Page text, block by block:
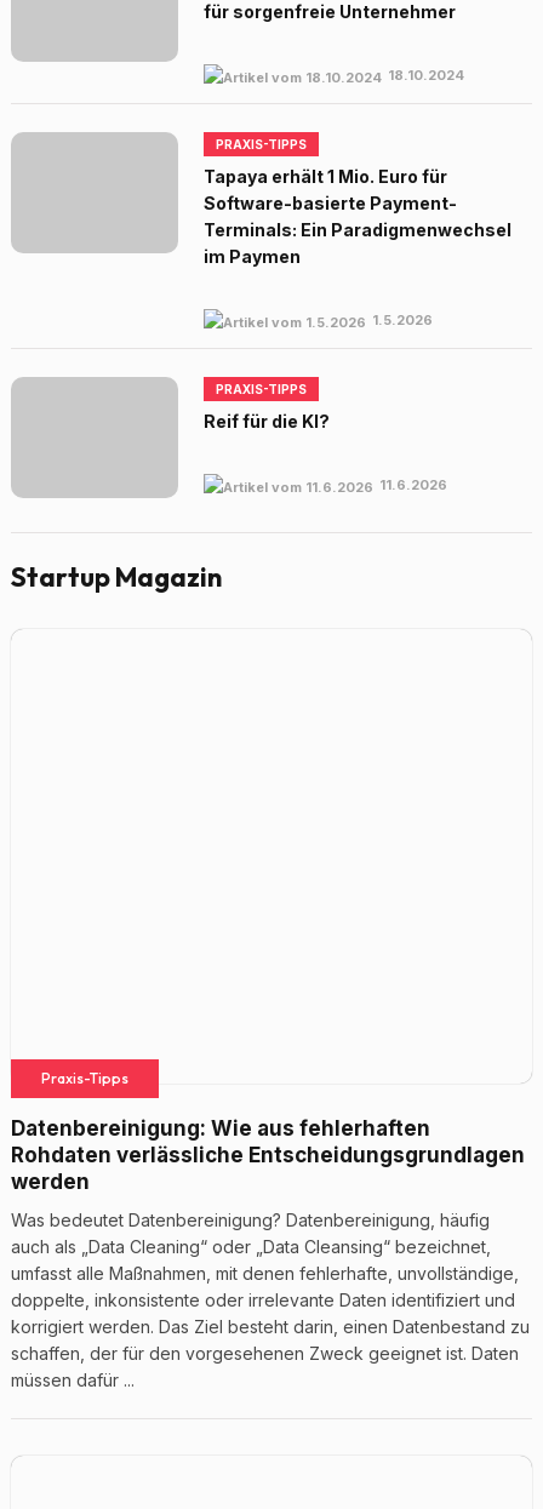
für sorgenfreie Unternehmer
18.10.2024
PRAXIS-TIPPS
Tapaya erhält 1 Mio. Euro für
Software-basierte Payment-
Terminals: Ein Paradigmenwechsel
im Paymen
1.5.2026
PRAXIS-TIPPS
Reif für die KI?
11.6.2026
Startup Magazin
Praxis-Tipps
Datenbereinigung: Wie aus fehlerhaften
Rohdaten verlässliche Entscheidungsgrundlagen
werden
Was bedeutet Datenbereinigung? Datenbereinigung, häufig
auch als „Data Cleaning“ oder „Data Cleansing“ bezeichnet,
umfasst alle Maßnahmen, mit denen fehlerhafte, unvollständige,
doppelte, inkonsistente oder irrelevante Daten identifiziert und
korrigiert werden. Das Ziel besteht darin, einen Datenbestand zu
schaffen, der für den vorgesehenen Zweck geeignet ist. Daten
müssen dafür ...